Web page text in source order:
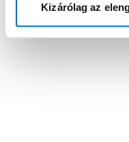
Kizárólag az